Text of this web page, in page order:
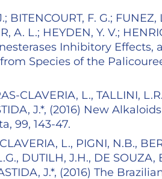
BITENCOURT, F. G.;
A. L.; HEYDEN, Y. V.;
Inhibitory Effects,
Species of the
CLAVERIA, L., TALLINI,
J.*, (2016) New
99, 143-47.
L., PIGNI, N.B.,
DUTILH, J.H., DE SOUZA,
J.*, (2016) The